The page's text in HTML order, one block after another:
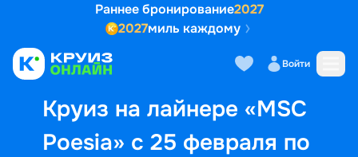
Раннее бронирование2027
2027миль каждому
Войти
Круиз на лайнере «MSC
Poesia» с 25 февраля по
Выбор кают Маршрут и